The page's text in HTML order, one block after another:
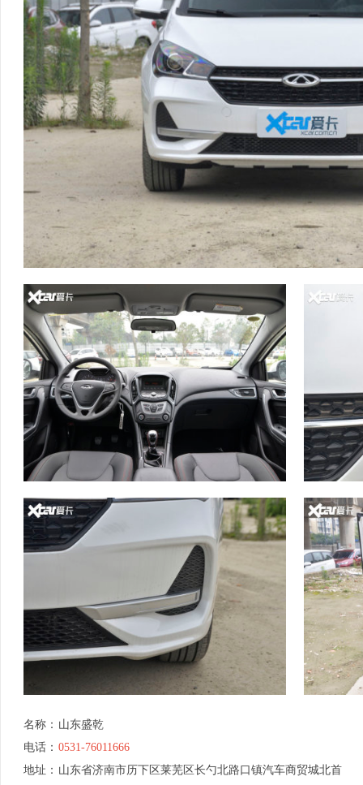
名称： 山东盛乾
电话： 0531-76011666
地址： 山东省济南市历下区莱芜区长勺北路口镇汽车商贸城北首